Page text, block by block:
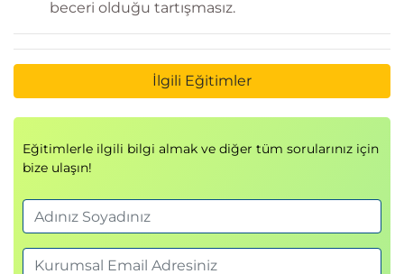
beceri olduğu tartışmasız.
İlgili Eğitimler
Eğitimlerle ilgili bilgi almak ve diğer tüm sorularınız için
bize ulaşın!